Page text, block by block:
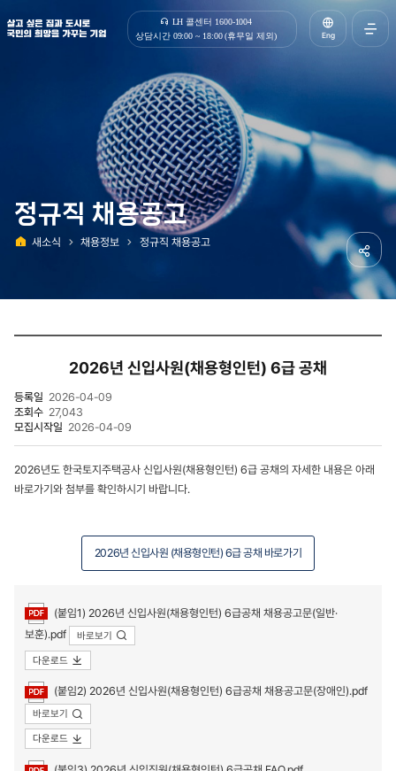
살고 싶은 집과 도시로 국민의 희망을 가꾸는 기업 | 한국토지주택공사
LH 콜센터 1600-1004
상담시간 09:00 ~ 18:00 (휴무일 제외)
Eng
열기
정규직 채용공고
새소식 채용정보 정규직 채용공고
공유
2026년 신입사원(채용형인턴) 6급 공채
등록일 2026-04-09
조회수 27,043
모집시작일 2026-04-09
2026년도 한국토지주택공사 신입사원(채용형인턴) 6급 공채의 자세한 내용은 아래
바로가기와 첨부를 확인하시기 바랍니다.
2026년 신입사원 (채용형인턴) 6급 공채 바로가기
첨부파일
(붙임1) 2026년 신입사원(채용형인턴) 6급공채 채용공고문(일반·
보훈).pdf
바로보기
다운로드
(붙임2) 2026년 신입사원(채용형인턴) 6급공채 채용공고문(장애인).pdf
바로보기
다운로드